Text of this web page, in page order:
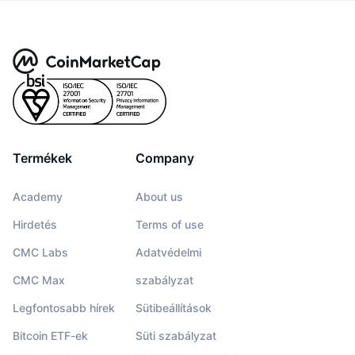
Termékek
Academy
Hirdetés
CMC Labs
CMC Max
Legfontosabb hírek
Bitcoin ETF-ek
Company
About us
Terms of use
Adatvédelmi
szabályzat
Sütibeállítások
Süti szabályzat